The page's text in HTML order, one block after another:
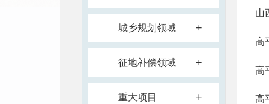
城乡规划领域 +
征地补偿领域 +
重大项目 +
山
高